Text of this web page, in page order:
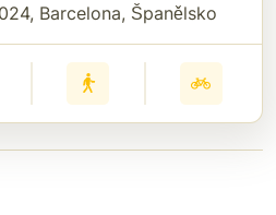
, Barcelona, Španělsko